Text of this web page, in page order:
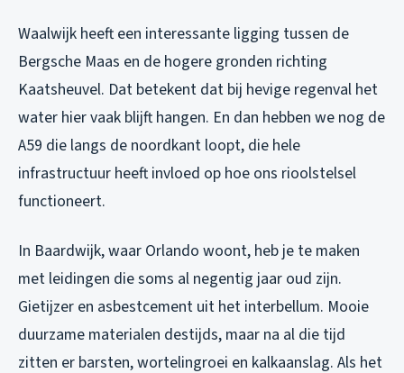
Waalwijk heeft een interessante ligging tussen de
Bergsche Maas en de hogere gronden richting
Kaatsheuvel. Dat betekent dat bij hevige regenval het
water hier vaak blijft hangen. En dan hebben we nog de
A59 die langs de noordkant loopt, die hele
infrastructuur heeft invloed op hoe ons rioolstelsel
functioneert.
In Baardwijk, waar Orlando woont, heb je te maken
met leidingen die soms al negentig jaar oud zijn.
Gietijzer en asbestcement uit het interbellum. Mooie
duurzame materialen destijds, maar na al die tijd
zitten er barsten, wortelingroei en kalkaanslag. Als het